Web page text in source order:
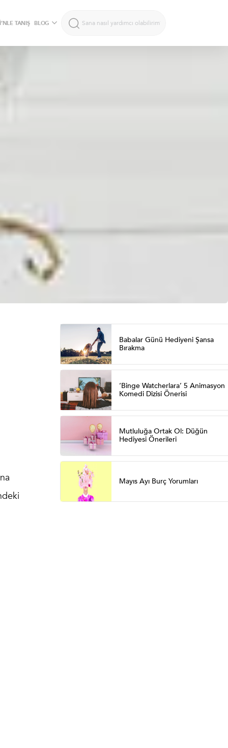
TANIŞ BLOG
Babalar Günü Hediyeni Şansa
Bırakma
‘Binge Watcherlara’ 5 Animasyon
Komedi Dizisi Önerisi
Mutluluğa Ortak Ol: Düğün
Hediyesi Önerileri
Mayıs Ayı Burç Yorumları